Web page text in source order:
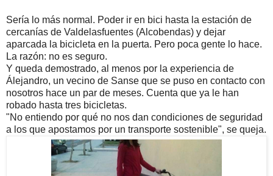
Sería lo más normal. Poder ir en bici hasta la estación de
cercanías de Valdelasfuentes (Alcobendas) y dejar
aparcada la bicicleta en la puerta. Pero poca gente lo hace.
La razón: no es seguro.
Y queda demostrado, al menos por la experiencia de
Álejandro, un vecino de Sanse que se puso en contacto con
nosotros hace un par de meses. Cuenta que ya le han
robado hasta tres bicicletas.
"No entiendo por qué no nos dan condiciones de seguridad
a los que apostamos por un transporte sostenible", se queja.